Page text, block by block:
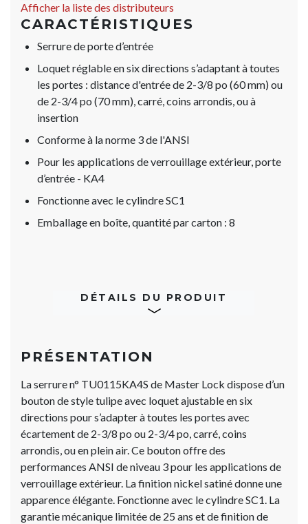
Afficher la liste des distributeurs
CARACTÉRISTIQUES
Serrure de porte d’entrée
Loquet réglable en six directions s’adaptant à toutes
les portes : distance d'entrée de 2-3/8 po (60 mm) ou
de 2-3/4 po (70 mm), carré, coins arrondis, ou à
insertion
Conforme à la norme 3 de l'ANSI
Pour les applications de verrouillage extérieur, porte
d’entrée - KA4
Fonctionne avec le cylindre SC1
Emballage en boîte, quantité par carton : 8
DÉTAILS DU PRODUIT
PRÉSENTATION
La serrure n° TU0115KA4S de Master Lock dispose d’un
bouton de style tulipe avec loquet ajustable en six
directions pour s’adapter à toutes les portes avec
écartement de 2-3/8 po ou 2-3/4 po, carré, coins
arrondis, ou en plein air. Ce bouton offre des
performances ANSI de niveau 3 pour les applications de
verrouillage extérieur. La finition nickel satiné donne une
apparence élégante. Fonctionne avec le cylindre SC1. La
garantie mécanique limitée de 25 ans et de finition de